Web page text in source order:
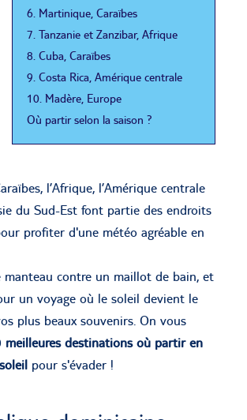
6. Martinique, Caraïbes
7. Tanzanie et Zanzibar, Afrique
8. Cuba, Caraïbes
9. Costa Rica, Amérique centrale
10. Madère, Europe
Où partir selon la saison ?
l’Afrique, l’Amérique centrale
du Sud-Est font partie des endroits
profiter d'une météo agréable en
manteau contre un maillot de bain, et
un voyage où le soleil devient le
plus beaux souvenirs. On vous
meilleures destinations où partir en
pour s'évader !